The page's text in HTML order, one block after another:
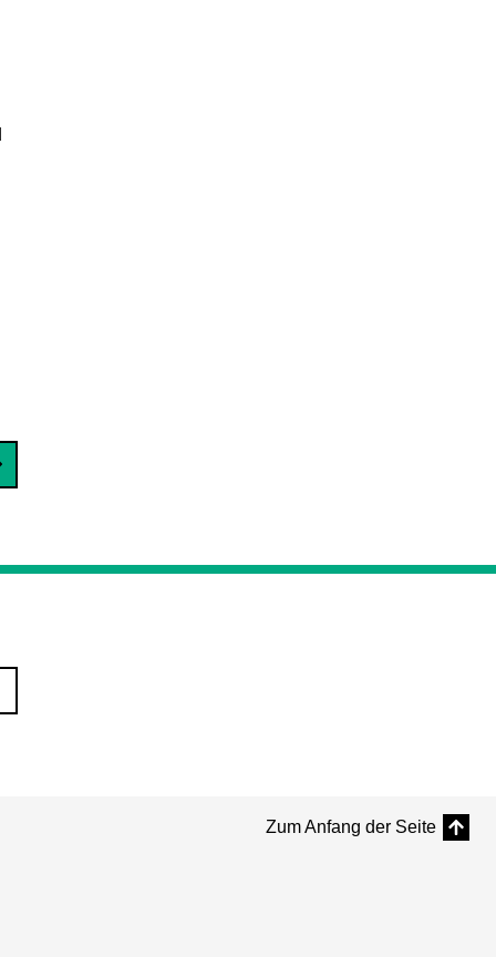
Zum Anfang der Seite